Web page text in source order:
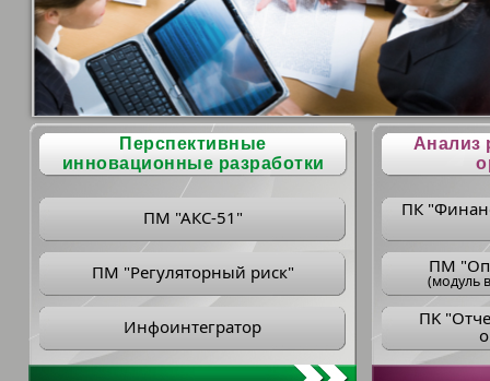
Перспективные
инновационные разработки
ПМ "АКС-51"
ПМ "Регуляторный риск"
Инфоинтегратор
Анализ
ПК
ПM
(модуль
ПK